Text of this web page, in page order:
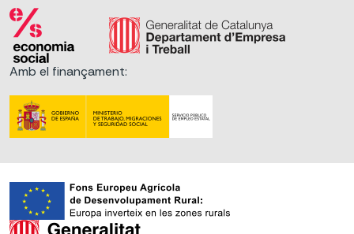
Amb el finançament: